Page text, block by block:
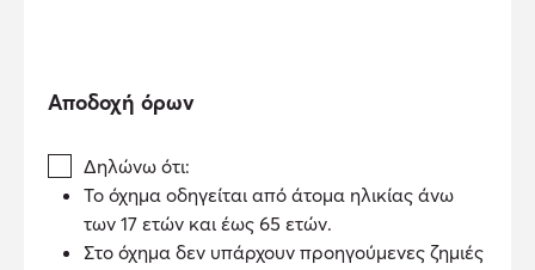
Αποδοχή όρων
Δηλώνω ότι:
Το όχημα οδηγείται από άτομα ηλικίας άνω
των 17 ετών και έως 65 ετών.
Στο όχημα δεν υπάρχουν προηγούμενες ζημιές